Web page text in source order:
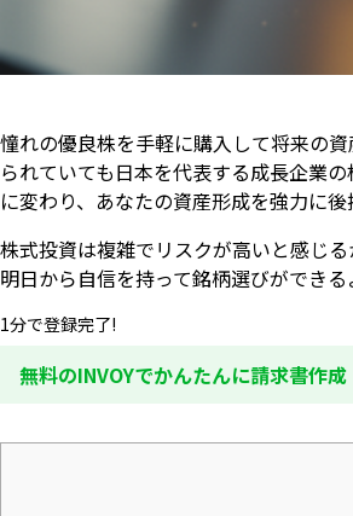
憧れの優良株を手軽に購入して将来の
られていても日本を代表する成長企業
に変わり、あなたの資産形成を強力に後
株式投資は複雑でリスクが高いと感じ
明日から自信を持って銘柄選びができ
1分で登録完了!
無料のINVOYでかんたんに請求書作成